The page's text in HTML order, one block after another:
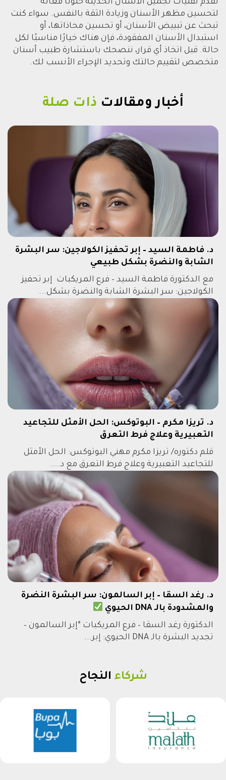
تقدم تقنيات تجميل الأسنان الحديثة حلولًا فعالة
لتحسين مظهر الأسنان وزيادة الثقة بالنفس. سواء كنت
تبحث عن تبييض الأسنان، أو تحسين محاذاتها، أو
استبدال الأسنان المفقودة، فإن هناك خيارًا مناسبًا لكل
حالة. قبل اتخاذ أي قرار، ننصحك باستشارة طبيب أسنان
متخصص لتقييم حالتك وتحديد الإجراء الأنسب لك.
أخبار ومقالات ذات صلة
د. فاطمة السيد – إبر تحفيز الكولاجين: سر البشرة
الشابة والنضرة بشكل طبيعي
مع الدكتورة فاطمة السيد – فرع المريكبات إبر تحفيز
الكولاجين: سر البشرة الشابة والنضرة بشكل...
د. تريزا مكرم – البوتوكس: الحل الأمثل للتجاعيد
التعبيرية وعلاج فرط التعرق
قلم دكتوره/ تريزا مكرم مهني البوتوكس: الحل الأمثل
للتجاعيد التعبيرية وعلاج فرط التعرق مع د....
د. رغد السقا – إبر السالمون: سر البشرة النضرة
والمشدودة بالـ DNA الحيوي
الدكتورة رغد السقا – فرع المريكبات *إبر السالمون –
تجديد البشرة بالـ DNA الحيوي: إبر...
شركاء النجاح